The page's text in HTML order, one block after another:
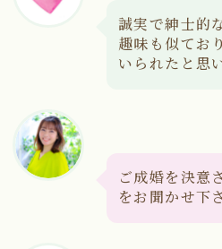
誠実で紳士的
趣味も似てお
いられたと思
ご成婚を決意
をお聞かせ下